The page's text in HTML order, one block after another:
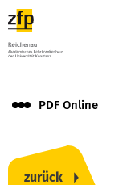
PDF Online
zurück